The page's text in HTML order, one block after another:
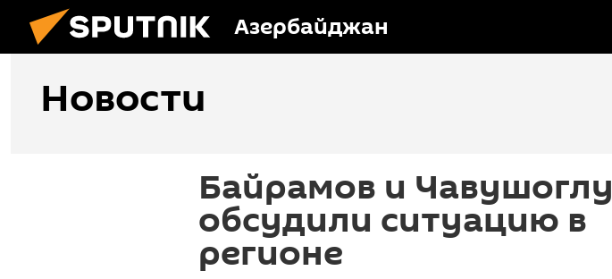
Азербайджан
Новости
Байрамов и Чавушоглу
обсудили ситуацию в
регионе